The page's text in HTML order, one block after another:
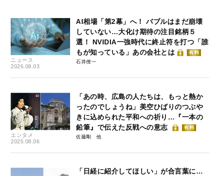
ニュース
2026.08.03
AI相場「第2幕」へ！ バブルはまだ崩壊
していない…大化け期待の注目銘柄５
選！ NVIDIA一強時代に終止符を打つ「誰
もが知っている」あの会社とは
有料
石井僚一
エンタメ
2025.08.06
「あの時、広島の人たちは、もっと熱か
ったのでしょうね」美空ひばりのつぶや
きに込められた平和への祈り…『一本の
鉛筆』で伝えた反戦への意志
有料
佐藤剛
「日経に紹介してほしい」が合言葉に…